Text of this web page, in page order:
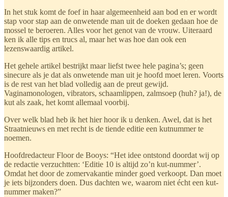
In het stuk komt de foef in haar algemeenheid aan bod en er wordt
stap voor stap aan de onwetende man uit de doeken gedaan hoe de
mossel te beroeren. Alles voor het genot van de vrouw. Uiteraard
ken ik alle tips en trucs al, maar het was hoe dan ook een
lezenswaardig artikel.
Het gehele artikel bestrijkt maar liefst twee hele pagina’s; geen
sinecure als je dat als onwetende man uit je hoofd moet leren. Voorts
is de rest van het blad volledig aan de preut gewijd.
Vaginamonologen, vibrators, schaamlippen, zalmsoep (huh? ja!), de
kut als zaak, het komt allemaal voorbij.
Over welk blad heb ik het hier hoor ik u denken. Awel, dat is het
Straatnieuws en met recht is de tiende editie een kutnummer te
noemen.
Hoofdredacteur Floor de Booys: “Het idee ontstond doordat wij op
de redactie verzuchtten: ‘Editie 10 is altijd zo’n kut-nummer’.
Omdat het door de zomervakantie minder goed verkoopt. Dan moet
je iets bijzonders doen. Dus dachten we, waarom niet écht een kut-
nummer maken?”